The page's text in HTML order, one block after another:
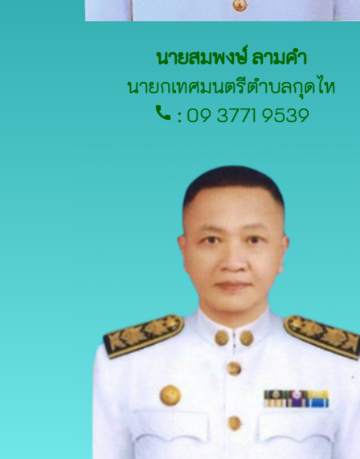
นายสมพงษ์ ลามคำ
นายกเทศมนตรีตำบลกุดไห
call : 09 3771 9539